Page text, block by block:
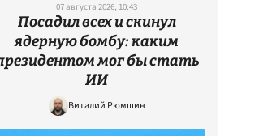
07 августа 2026, 10:43
Посадил всех и скинул
ядерную бомбу: каким
мог бы стать
ИИ
Виталий Рюмшин